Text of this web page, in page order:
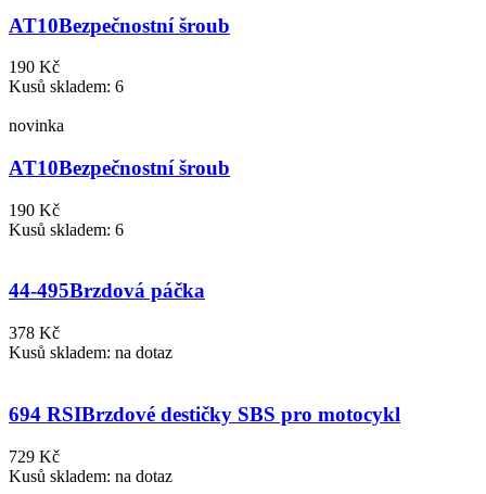
AT10Bezpečnostní šroub
190 Kč
Kusů skladem: 6
novinka
AT10Bezpečnostní šroub
190 Kč
Kusů skladem: 6
44-495Brzdová páčka
378 Kč
Kusů skladem: na dotaz
694 RSIBrzdové destičky SBS pro motocykl
729 Kč
Kusů skladem: na dotaz